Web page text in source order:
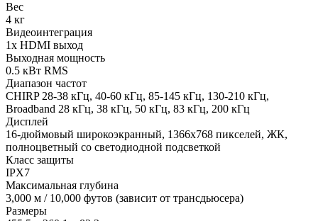
Вес
4 кг
Видеоинтеграция
1x HDMI выход
Выходная мощность
0.5 кВт RMS
Диапазон частот
CHIRP 28-38 кГц, 40-60 кГц, 85-145 кГц, 130-210 кГц,
Broadband 28 кГц, 38 кГц, 50 кГц, 83 кГц, 200 кГц
Дисплей
16-дюймовый широкоэкранный, 1366х768 пикселей, ЖК,
полноцветный со светодиодной подсветкой
Класс защиты
IPX7
Максимальная глубина
3,000 м / 10,000 футов (зависит от трансдьюсера)
Размеры